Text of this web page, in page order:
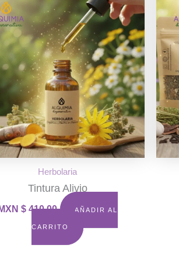
Herbolaria
Tintura Alivio
$410.00 AÑADIR AL
CARRITO